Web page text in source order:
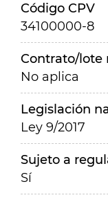
Código CPV
34100000-8
Contrato/lote
No aplica
Legislación
Ley 9/2017
Sujeto a
Sí